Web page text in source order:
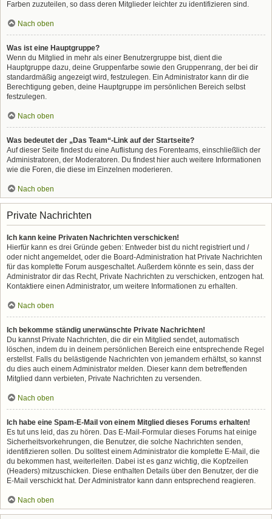
Farben zuzuteilen, so dass deren Mitglieder leichter zu identifizieren sind.
Nach oben
Was ist eine Hauptgruppe?
Wenn du Mitglied in mehr als einer Benutzergruppe bist, dient die
Hauptgruppe dazu, deine Gruppenfarbe sowie den Gruppenrang, der bei dir
standardmäßig angezeigt wird, festzulegen. Ein Administrator kann dir die
Berechtigung geben, deine Hauptgruppe im persönlichen Bereich selbst
festzulegen.
Nach oben
Was bedeutet der „Das Team“-Link auf der Startseite?
Auf dieser Seite findest du eine Auflistung des Forenteams, einschließlich der
Administratoren, der Moderatoren. Du findest hier auch weitere Informationen
wie die Foren, die diese im Einzelnen moderieren.
Nach oben
Private Nachrichten
Ich kann keine Privaten Nachrichten verschicken!
Hierfür kann es drei Gründe geben: Entweder bist du nicht registriert und /
oder nicht angemeldet, oder die Board-Administration hat Private Nachrichten
für das komplette Forum ausgeschaltet. Außerdem könnte es sein, dass der
Administrator dir das Recht, Private Nachrichten zu verschicken, entzogen hat.
Kontaktiere einen Administrator, um weitere Informationen zu erhalten.
Nach oben
Ich bekomme ständig unerwünschte Private Nachrichten!
Du kannst Private Nachrichten, die dir ein Mitglied sendet, automatisch
löschen, indem du in deinem persönlichen Bereich eine entsprechende Regel
erstellst. Falls du belästigende Nachrichten von jemandem erhältst, so kannst
du dies auch einem Administrator melden. Dieser kann dem betreffenden
Mitglied dann verbieten, Private Nachrichten zu versenden.
Nach oben
Ich habe eine Spam-E-Mail von einem Mitglied dieses Forums erhalten!
Es tut uns leid, das zu hören. Das E-Mail-Formular dieses Forums hat einige
Sicherheitsvorkehrungen, die Benutzer, die solche Nachrichten senden,
identifizieren sollen. Du solltest einem Administrator die komplette E-Mail, die
du bekommen hast, weiterleiten. Dabei ist es ganz wichtig, die Kopfzeilen
(Headers) mitzuschicken. Diese enthalten Details über den Benutzer, der die
E-Mail verschickt hat. Der Administrator kann dann entsprechend reagieren.
Nach oben